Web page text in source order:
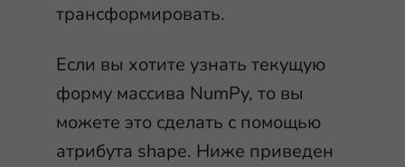
трансформировать.
Если вы хотите узнать текущую
форму массива NumPy, то вы
можете это сделать с помощью
атрибута shape. Ниже приведен